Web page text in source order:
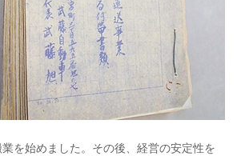
を始めました。その後、経営の安定性を